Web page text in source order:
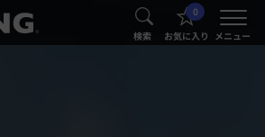
® 検索
0
お気に入り メニュー
®